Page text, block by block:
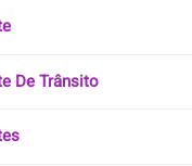
De Trânsito